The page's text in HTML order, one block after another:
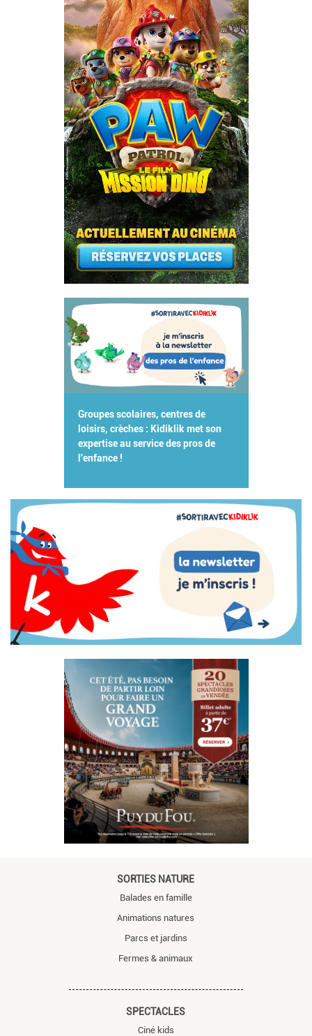
Groupes scolaires, centres de
loisirs, crèches : Kidiklik met son
expertise au service des pros de
l'enfance !
SORTIES NATURE
Balades en famille
Animations natures
Parcs et jardins
Fermes & animaux
SPECTACLES
Ciné kids